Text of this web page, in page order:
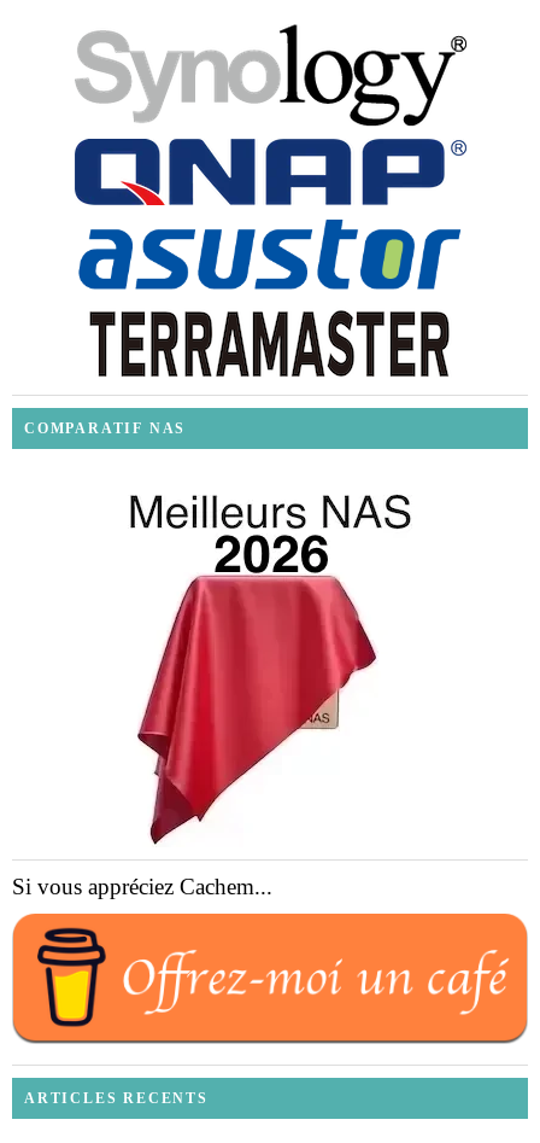
COMPARATIF NAS
Si vous appréciez Cachem...
ARTICLES RECENTS